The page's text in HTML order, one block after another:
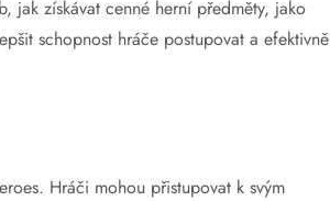
jak získávat cenné herní předměty, jako
schopnost hráče postupovat a efektivně
Hráči mohou přistupovat k svým